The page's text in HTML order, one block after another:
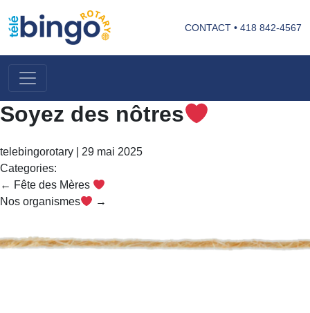
CONTACT • 418 842-4567
Soyez des nôtres
telebingorotary
29 mai 2025
Categories:
Navigation
de
← Fête des Mères
Nos organismes
→